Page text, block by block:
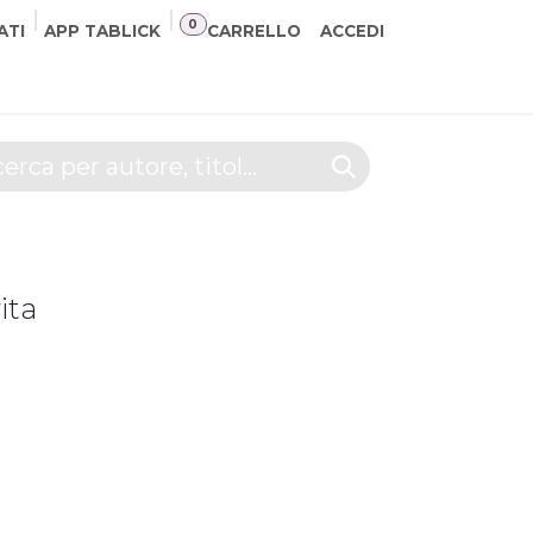
APP TABLICK CARRELLO
0 ACCEDI